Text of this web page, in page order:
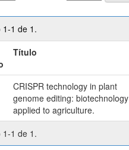
1-1 de 1.
Título
CRISPR technology in plant
genome editing: biotechnology
applied to agriculture.
1-1 de 1.